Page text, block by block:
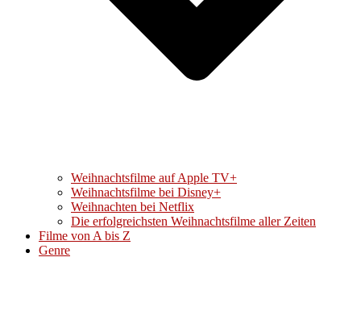
Weihnachtsfilme auf Apple TV+
Weihnachtsfilme bei Disney+
Weihnachten bei Netflix
Die erfolgreichsten Weihnachtsfilme aller Zeiten
Filme von A bis Z
Genre